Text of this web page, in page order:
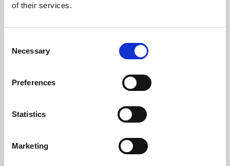
of their services.
Selection
Necessary
Preferences
Statistics
Marketing
Peso (kg)
Depressão necessária na chaminé (pa)
Nível Ruido Máximo (Db)